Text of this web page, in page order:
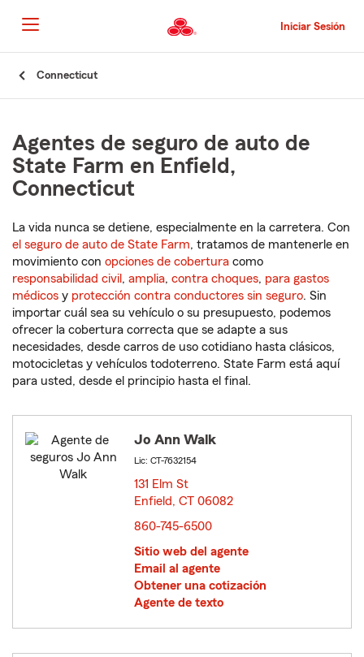
al
contenido
principal
Iniciar Sesión
Connecticut
Agentes de seguro de auto de
State Farm en Enfield,
Connecticut
La vida nunca se detiene, especialmente en la carretera. Con
el seguro de auto de State Farm, tratamos de mantenerle en
movimiento con opciones de cobertura como
responsabilidad civil , amplia, contra choques, para gastos
médicos y protección contra conductores sin seguro. Sin
importar cuál sea su vehículo o su presupuesto, podemos
ofrecer la cobertura correcta que se adapte a sus
necesidades, desde carros de uso cotidiano hasta clásicos,
motocicletas y vehículos todoterreno. State Farm está aquí
para usted, desde el principio hasta el final.
Jo Ann Walk
Lic: CT-7632154
131 Elm St
Enfield, CT 06082
860-745-6500
Sitio web del agente
Email al agente
Obtener una cotización
Agente de texto